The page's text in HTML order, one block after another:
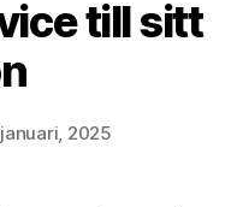
till sitt
2025